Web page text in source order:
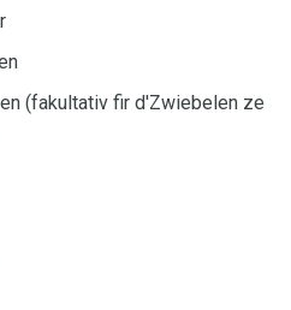
(fakultativ fir d'Zwiebelen ze